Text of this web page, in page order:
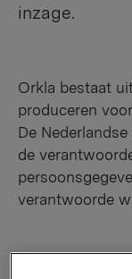
inzage.
Orkla bestaat
produceren
De
de
verantwoorde